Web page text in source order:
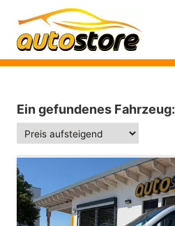
Ein gefundenes Fahrzeug: